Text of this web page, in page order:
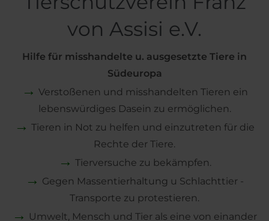
von Assisi e.V.
Hilfe für misshandelte u. ausgesetzte Tiere in
Südeuropa
→ Verstoßenen und misshandelten Tieren ein
lebenswürdiges Dasein zu ermöglichen.
→ Tieren in Not zu helfen und einzutreten für die
Rechte der Tiere.
→ Tierversuche zu bekämpfen.
→ Gegen Massentierhaltung u Schlachttier -
Transporte zu protestieren.
→ Umwelt, Mensch und Tier als eine von einander